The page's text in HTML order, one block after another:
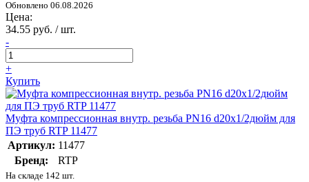
Обновлено 06.08.2026
Цена:
34.55 руб. / шт.
-
+
Купить
Муфта компрессионная внутр. резьба PN16 d20х1/2дюйм для
ПЭ труб RTP 11477
Артикул: 11477
Бренд:
RTP
На складе 142 шт.